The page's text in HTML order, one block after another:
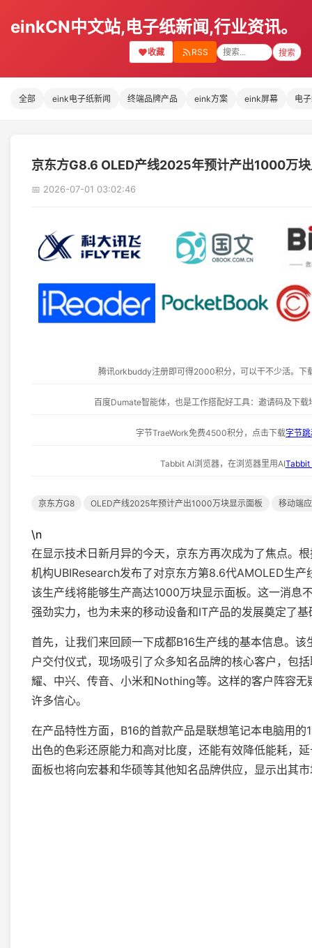
einkCN中文站,电子纸新闻,行业资讯。
收藏 RSS 搜索
全部 eink电子纸新闻 终端品牌产品 eink方案 eink屏幕 电
京东方G8.6 OLED产线2025年预计产出1000万
📅 2026-07-01 03:02:46
腾讯orkbuddy注册即可得2000积分，可以干不少活。下
百度Dumate智能体，也是工作搭配好工具：邀请码及下载
字节TraeWork免费4500积分，点击下载字节
Tabbit AI浏览器，在浏览器里用AITabbit
京东方G8 OLED产线2025年预计产出1000万块显示面板 移动端
\n
在显示技术日新月异的今天，京东方再次成为了焦点。
机构UBIResearch发布了对京东方第8.6代AMOLED生
该生产线将能够生产高达1000万块显示面板。这一消息
强劲实力，也为未来的移动设备和IT产品的发展奠定了基
首先，让我们来回顾一下成都B16生产线的基本信息。
户交付仪式，现场吸引了众多知名品牌的核心客户，包
耀、中兴、传音、小米和Nothing等。这样的客户阵容
许多信心。
在产品特性方面，B16的首款产品是联想笔记本电脑用
出色的色彩还原能力和高对比度，还能有效降低能耗，
面板也将向宏碁和华硕等其他知名品牌供应，显示出其